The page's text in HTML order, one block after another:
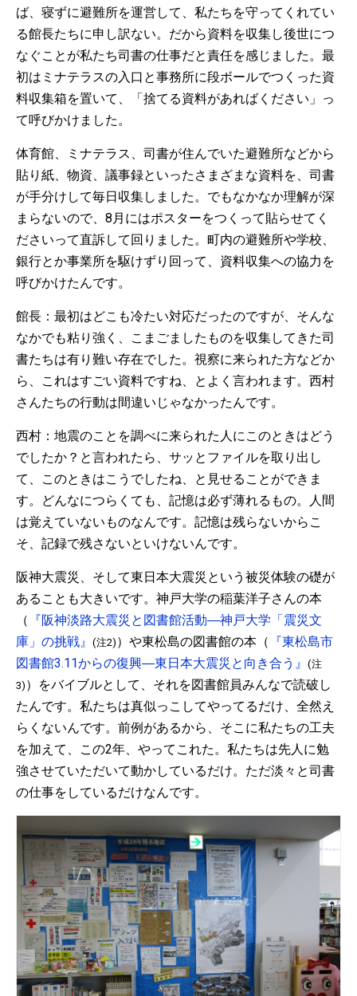
ば、寝ずに避難所を運営して、私たちを守ってくれてい
る館長たちに申し訳ない。だから資料を収集し後世につ
なぐことが私たち司書の仕事だと責任を感じました。最
初はミナテラスの入口と事務所に段ボールでつくった資
料収集箱を置いて、「捨てる資料があればください」っ
て呼びかけました。
体育館、ミナテラス、司書が住んでいた避難所などから
貼り紙、物資、議事録といったさまざまな資料を、司書
が手分けして毎日収集しました。でもなかなか理解が深
まらないので、8月にはポスターをつくって貼らせてく
ださいって直訴して回りました。町内の避難所や学校、
銀行とか事業所を駆けずり回って、資料収集への協力を
呼びかけたんです。
館長：最初はどこも冷たい対応だったのですが、そんな
なかでも粘り強く、こまごましたものを収集してきた司
書たちは有り難い存在でした。視察に来られた方などか
ら、これはすごい資料ですね、とよく言われます。西村
さんたちの行動は間違いじゃなかったんです。
西村：地震のことを調べに来られた人にこのときはどう
でしたか？と言われたら、サッとファイルを取り出し
て、このときはこうでしたね、と見せることができま
す。どんなにつらくても、記憶は必ず薄れるもの。人間
は覚えていないものなんです。記憶は残らないからこ
そ、記録で残さないといけないんです。
阪神大震災、そして東日本大震災という被災体験の礎が
あることも大きいです。神戸大学の稲葉洋子さんの本
（ 『阪神淡路大震災と図書館活動―神戸大学「震災文
庫」の挑戦』 (注2) ）や東松島の図書館の本（ 『東松島市
図書館3.11からの復興―東日本大震災と向き合う』 (注
3) ）をバイブルとして、それを図書館員みんなで読破し
たんです。私たちは真似っこしてやってるだけ、全然え
らくないんです。前例があるから、そこに私たちの工夫
を加えて、この2年、やってこれた。私たちは先人に勉
強させていただいて動かしているだけ。ただ淡々と司書
の仕事をしているだけなんです。